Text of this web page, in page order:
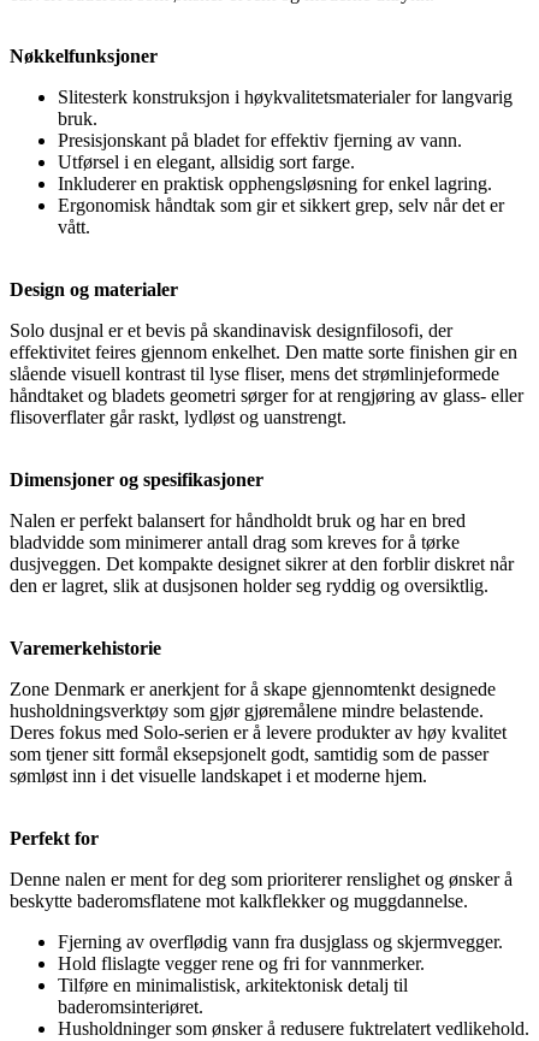
Nøkkelfunksjoner
Slitesterk konstruksjon i høykvalitetsmaterialer for langvarig
bruk.
Presisjonskant på bladet for effektiv fjerning av vann.
Utførsel i en elegant, allsidig sort farge.
Inkluderer en praktisk opphengsløsning for enkel lagring.
Ergonomisk håndtak som gir et sikkert grep, selv når det er
vått.
Design og materialer
Solo dusjnal er et bevis på skandinavisk designfilosofi, der
effektivitet feires gjennom enkelhet. Den matte sorte finishen gir en
slående visuell kontrast til lyse fliser, mens det strømlinjeformede
håndtaket og bladets geometri sørger for at rengjøring av glass- eller
flisoverflater går raskt, lydløst og uanstrengt.
Dimensjoner og spesifikasjoner
Nalen er perfekt balansert for håndholdt bruk og har en bred
bladvidde som minimerer antall drag som kreves for å tørke
dusjveggen. Det kompakte designet sikrer at den forblir diskret når
den er lagret, slik at dusjsonen holder seg ryddig og oversiktlig.
Varemerkehistorie
Zone Denmark er anerkjent for å skape gjennomtenkt designede
husholdningsverktøy som gjør gjøremålene mindre belastende.
Deres fokus med Solo-serien er å levere produkter av høy kvalitet
som tjener sitt formål eksepsjonelt godt, samtidig som de passer
sømløst inn i det visuelle landskapet i et moderne hjem.
Perfekt for
Denne nalen er ment for deg som prioriterer renslighet og ønsker å
beskytte baderomsflatene mot kalkflekker og muggdannelse.
Fjerning av overflødig vann fra dusjglass og skjermvegger.
Hold flislagte vegger rene og fri for vannmerker.
Tilføre en minimalistisk, arkitektonisk detalj til
baderomsinteriøret.
Husholdninger som ønsker å redusere fuktrelatert vedlikehold.